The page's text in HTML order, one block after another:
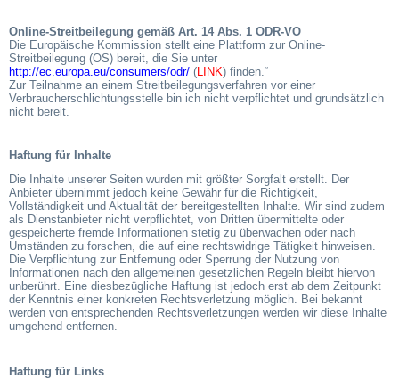
Online-Streitbeilegung gemäß Art. 14 Abs. 1 ODR-VO
Die Europäische Kommission stellt eine Plattform zur Online-
Streitbeilegung (OS) bereit, die Sie unter
http://ec.europa.eu/consumers/odr/ (LINK) finden.“
Zur Teilnahme an einem Streitbeilegungsverfahren vor einer
Verbraucherschlichtungsstelle bin ich nicht verpflichtet und grundsätzlich
nicht bereit.
Haftung für Inhalte
Die Inhalte unserer Seiten wurden mit größter Sorgfalt erstellt. Der
Anbieter übernimmt jedoch keine Gewähr für die Richtigkeit,
Vollständigkeit und Aktualität der bereitgestellten Inhalte. Wir sind zudem
als Dienstanbieter nicht verpflichtet, von Dritten übermittelte oder
gespeicherte fremde Informationen stetig zu überwachen oder nach
Umständen zu forschen, die auf eine rechtswidrige Tätigkeit hinweisen.
Die Verpflichtung zur Entfernung oder Sperrung der Nutzung von
Informationen nach den allgemeinen gesetzlichen Regeln bleibt hiervon
unberührt. Eine diesbezügliche Haftung ist jedoch erst ab dem Zeitpunkt
der Kenntnis einer konkreten Rechtsverletzung möglich. Bei bekannt
werden von entsprechenden Rechtsverletzungen werden wir diese Inhalte
umgehend entfernen.
Haftung für Links